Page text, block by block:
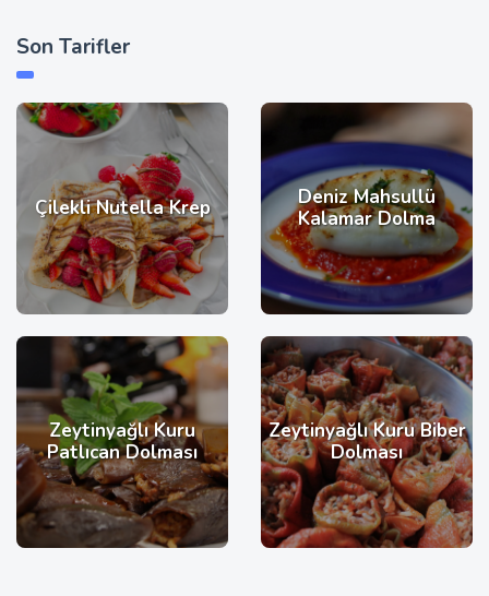
Son Tarifler
Çilekli Nutella Krep
Deniz Mahsullü
Kalamar Dolma
Zeytinyağlı Kuru
Patlıcan Dolması
Zeytinyağlı Kuru Biber
Dolması